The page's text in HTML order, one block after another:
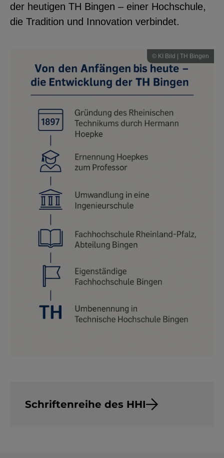
der heutigen TH Bingen – einer Hochschule,
die Tradition und Innovation verbindet.
© KI Bild | TH Bingen
Schriftenreihe des HHI